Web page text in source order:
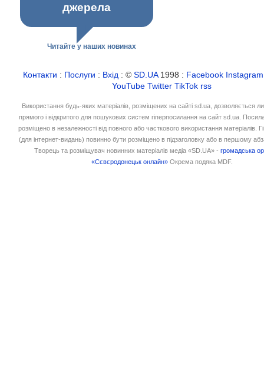
джерела
Читайте у наших новинах
Контакти : Послуги : Вхід : ©SD.UA1998 : Facebook Instagram
YouTube Twitter TikTok rss
Використання будь-яких матеріалів, розміщених на сайті sd.ua, дозволяється
прямого і відкритого для пошукових систем гіперпосилання на сайт sd.ua.
розміщено в незалежності від повного або часткового використання матеріалів.
(для інтернет-видань) повинно бути розміщено в підзаголовку або в першому
Творець та розміщувач новинних матеріалів медіа «SD.UA» -громадська
«Сєвєродонецьк онлайн» Окрема подяка MDF.